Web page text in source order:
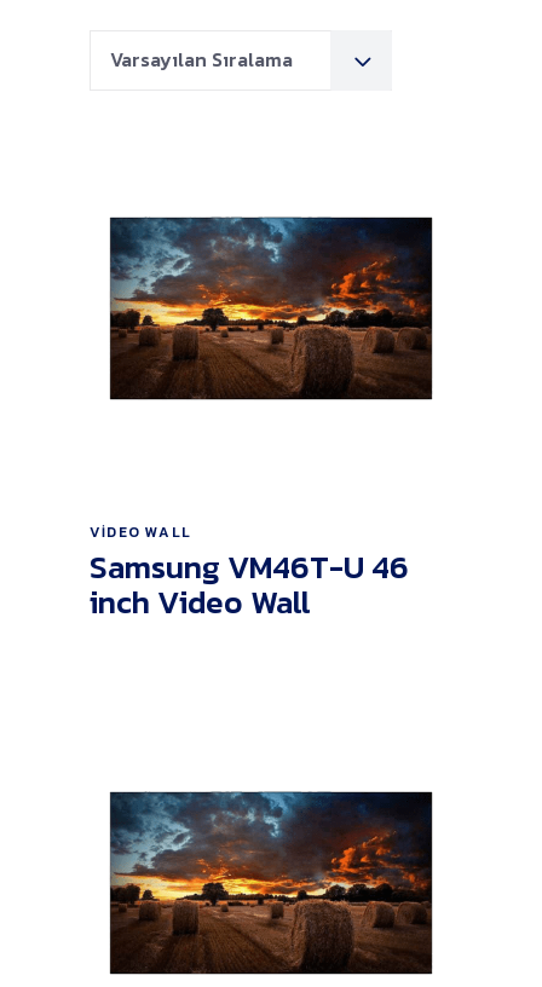
Varsayılan Sıralama
VIDEO WALL
Samsung VM46T-U 46
inch Video Wall